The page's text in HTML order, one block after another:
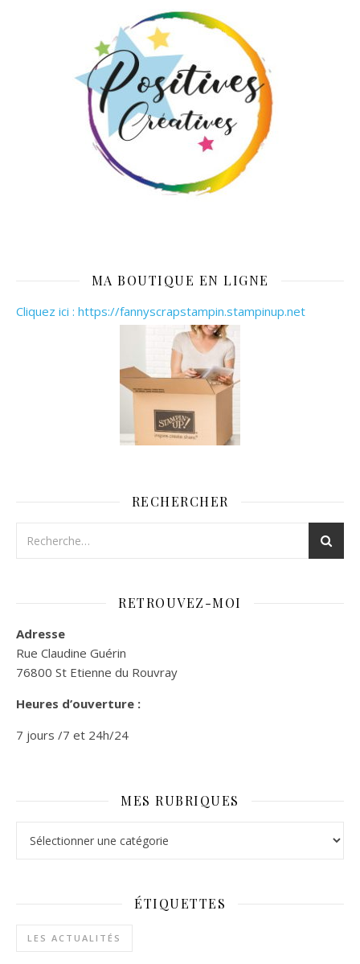
MA BOUTIQUE EN LIGNE
Cliquez ici : https://fannyscrapstampin.stampinup.net
RECHERCHER
RETROUVEZ-MOI
Adresse
Rue Claudine Guérin
76800 St Etienne du Rouvray
Heures d’ouverture :
7 jours /7 et 24h/24
MES RUBRIQUES
ÉTIQUETTES
LES ACTUALITÉS